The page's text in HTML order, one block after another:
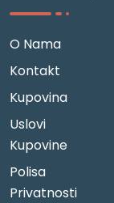
O Nama
Kontakt
Kupovina
Uslovi
Kupovine
Polisa
Privatnosti